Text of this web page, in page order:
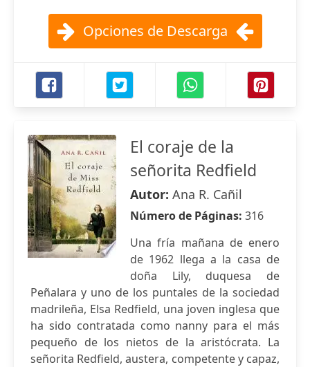
Opciones de Descarga
El coraje de la
señorita Redfield
Autor: Ana R. Cañil
Número de Páginas: 316
Una fría mañana de enero
de 1962 llega a la casa de
doña Lily, duquesa de
Peñalara y uno de los puntales de la sociedad
madrileña, Elsa Redfield, una joven inglesa que
ha sido contratada como nanny para el más
pequeño de los nietos de la aristócrata. La
señorita Redfield, austera, competente y capaz,